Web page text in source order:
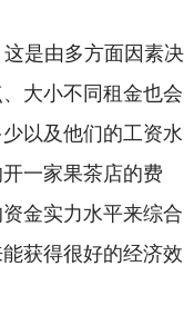
是由多方面因素决
大小不同租金也会
以及他们的工资水
一家果茶店的费
金实力水平来综合
获得很好的经济效